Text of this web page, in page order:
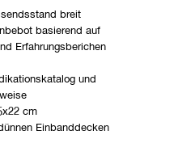
breit
basierend auf
Erfahrungsberichen
und
cm
Einbanddecken